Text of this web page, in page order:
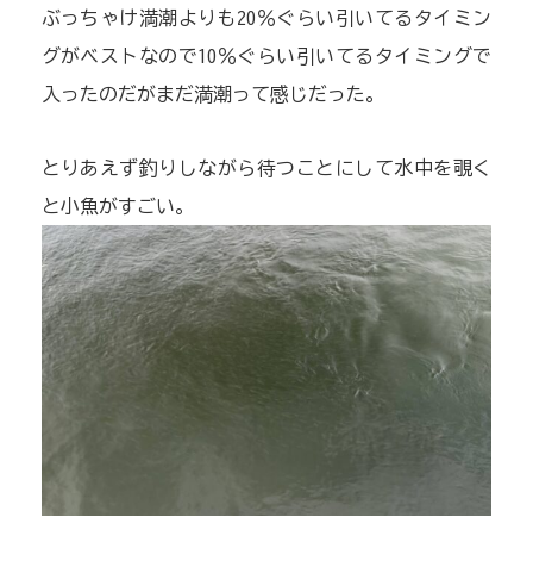
ぶっちゃけ満潮よりも20％ぐらい引いてるタイミン
グがベストなので10％ぐらい引いてるタイミングで
入ったのだがまだ満潮って感じだった。
とりあえず釣りしながら待つことにして水中を覗く
と小魚がすごい。